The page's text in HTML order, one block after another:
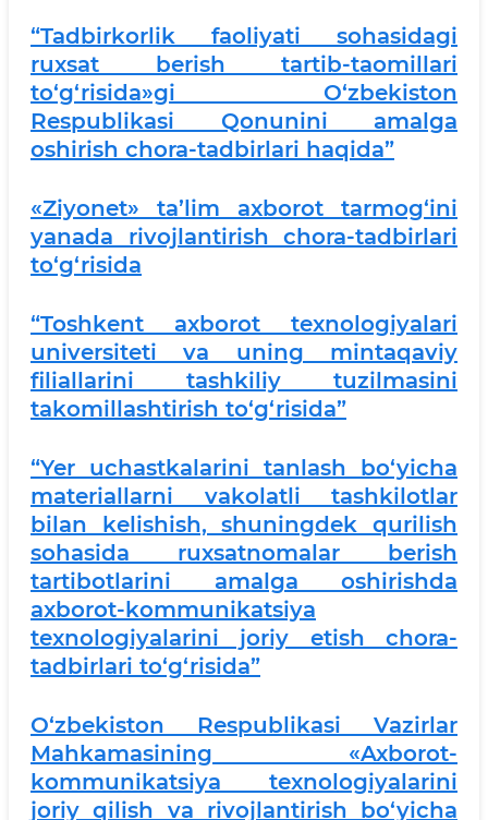
“Tadbirkorlik faoliyati sohasidagi
ruxsat berish tartib-taomillari
to‘g‘risida»gi O‘zbekiston
Respublikasi Qonunini amalga
oshirish chora-tadbirlari haqida”
«Ziyonet» ta’lim axborot tarmog‘ini
yanada rivojlantirish chora-tadbirlari
to‘g‘risida
“Toshkent axborot texnologiyalari
universiteti va uning mintaqaviy
filiallarini tashkiliy tuzilmasini
takomillashtirish to‘g‘risida”
“Yer uchastkalarini tanlash bo‘yicha
materiallarni vakolatli tashkilotlar
bilan kelishish, shuningdek qurilish
sohasida ruxsatnomalar berish
tartibotlarini amalga oshirishda
axborot-kommunikatsiya
texnologiyalarini joriy etish chora-
tadbirlari to‘g‘risida”
O‘zbekiston Respublikasi Vazirlar
Mahkamasining «Axborot-
kommunikatsiya texnologiyalarini
joriy qilish va rivojlantirish bo‘yicha